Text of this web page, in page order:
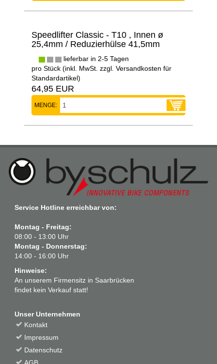
Speedlifter Classic - T10 , Innen ø
25,4mm / Reduzierhülse 41,5mm
lieferbar in 2-5 Tagen
pro Stück (inkl. MwSt. zzgl. Versandkosten für
Standardartikel)
64,95 EUR
MENGE:
Service Hotline erreichbar von:
Montag - Freitag:
08:00 - 13:00 Uhr
Montag - Donnerstag:
14:00 - 16:00 Uhr
Hinweise:
An unserem Firmensitz in Saarbrücken
findet kein Verkauf statt!
Unser Unternehmen
Kontakt
Impressum
Datenschutz